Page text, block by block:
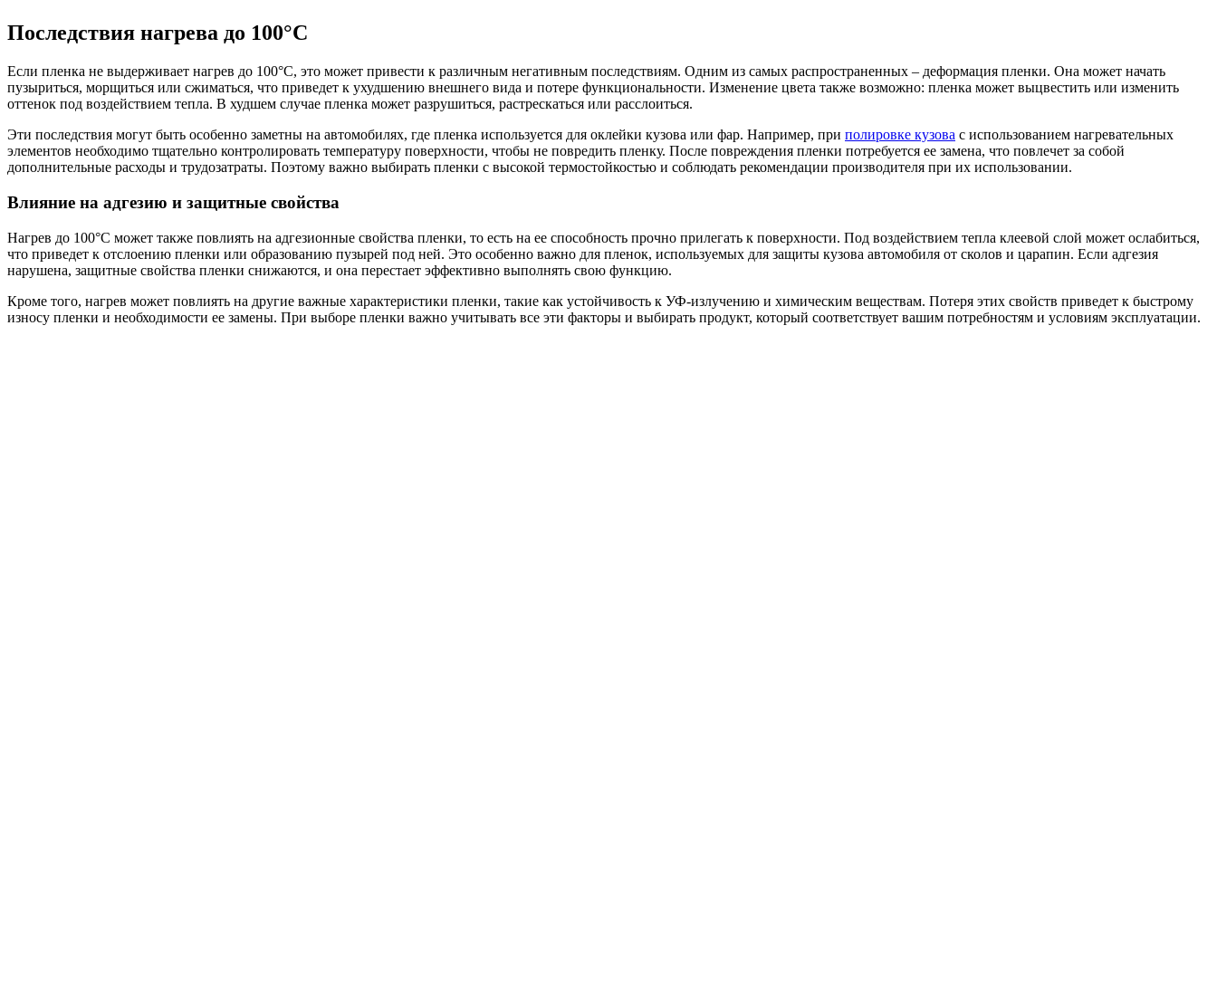
Последствия нагрева до 100°C
Если пленка не выдерживает нагрев до 100°C, это может привести к различным негативным последствиям. Одним из самых распространенных – деформация пленки. Она может начать
пузыриться, морщиться или сжиматься, что приведет к ухудшению внешнего вида и потере функциональности. Изменение цвета также возможно: пленка может выцвестить или изменить
оттенок под воздействием тепла. В худшем случае пленка может разрушиться, растрескаться или расслоиться.
Эти последствия могут быть особенно заметны на автомобилях, где пленка используется для оклейки кузова или фар. Например, при полировке кузова с использованием нагревательных
элементов необходимо тщательно контролировать температуру поверхности, чтобы не повредить пленку. После повреждения пленки потребуется ее замена, что повлечет за собой
дополнительные расходы и трудозатраты. Поэтому важно выбирать пленки с высокой термостойкостью и соблюдать рекомендации производителя при их использовании.
Влияние на адгезию и защитные свойства
Нагрев до 100°C может также повлиять на адгезионные свойства пленки, то есть на ее способность прочно прилегать к поверхности. Под воздействием тепла клеевой слой может ослабиться,
что приведет к отслоению пленки или образованию пузырей под ней. Это особенно важно для пленок, используемых для защиты кузова автомобиля от сколов и царапин. Если адгезия
нарушена, защитные свойства пленки снижаются, и она перестает эффективно выполнять свою функцию.
Кроме того, нагрев может повлиять на другие важные характеристики пленки, такие как устойчивость к УФ-излучению и химическим веществам. Потеря этих свойств приведет к быстрому
износу пленки и необходимости ее замены. При выборе пленки важно учитывать все эти факторы и выбирать продукт, который соответствует вашим потребностям и условиям эксплуатации.